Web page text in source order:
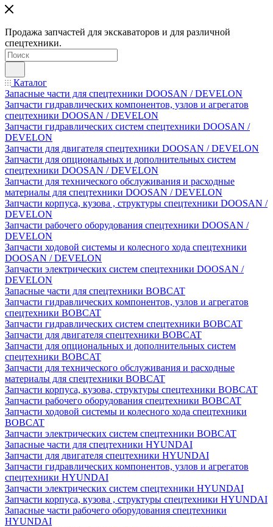
Продажа запчастей для экскаваторов и для различной
спецтехники.
Каталог
Запасные части для спецтехники DOOSAN / DEVELON
Запчасти гидравлических компонентов, узлов и агрегатов
спецтехники DOOSAN / DEVELON
Запчасти гидравлических систем спецтехники DOOSAN /
DEVELON
Запчасти для двигателя спецтехники DOOSAN / DEVELON
Запчасти для опциональных и дополнительных систем
спецтехники DOOSAN / DEVELON
Запчасти для технического обслуживания и расходные
материалы для спецтехники DOOSAN / DEVELON
Запчасти корпуса, кузова , структуры спецтехники DOOSAN /
DEVELON
Запчасти рабочего оборудования спецтехники DOOSAN /
DEVELON
Запчасти ходовой системы и колесного хода спецтехники
DOOSAN / DEVELON
Запчасти электрических систем спецтехники DOOSAN /
DEVELON
Запасные части для спецтехники BOBCAT
Запчасти гидравлических компонентов, узлов и агрегатов
спецтехники BOBCAT
Запчасти гидравлических систем спецтехники BOBCAT
Запчасти для двигателя спецтехники BOBCAT
Запчасти для опциональных и дополнительных систем
спецтехники BOBCAT
Запчасти для технического обслуживания и расходные
материалы для спецтехники BOBCAT
Запчасти корпуса, кузова, структуры спецтехники BOBCAT
Запчасти рабочего оборудования спецтехники BOBCAT
Запчасти ходовой системы и колесного хода спецтехники
BOBCAT
Запчасти электрических систем спецтехники BOBCAT
Запасные части для спецтехники HYUNDAI
Запчасти для двигателя спецтехники HYUNDAI
Запчасти гидравлических компонентов, узлов и агрегатов
спецтехники HYUNDAI
Запчасти электрических систем спецтехники HYUNDAI
Запчасти корпуса, кузова , структуры спецтехники HYUNDAI
Запасные части рабочего оборудования спецтехники
HYUNDAI